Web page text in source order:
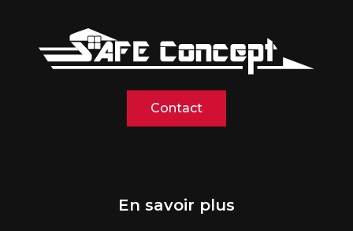
Contact
En savoir plus